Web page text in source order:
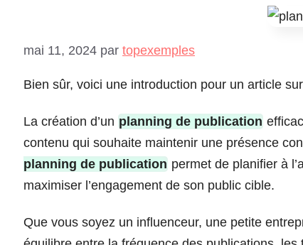
mai 11, 2024 par topexemples
Bien sûr, voici une introduction pour un article
La création d’un planning de publication
contenu qui souhaite maintenir une présence
planning de publication permet de planifier à
maximiser l’engagement de son public cible.
Que vous soyez un influenceur, une petite